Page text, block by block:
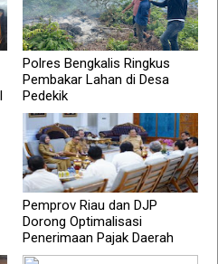
Polres Bengkalis Ringkus
Pembakar Lahan di Desa
Pedekik
Pemprov Riau dan DJP
Dorong Optimalisasi
Penerimaan Pajak Daerah